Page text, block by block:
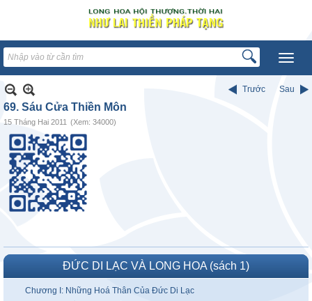
Trước Sau
69. Sáu Cửa Thiền Môn
15 Tháng Hai 2011 (Xem: 34000)
ĐỨC DI LẠC VÀ LONG HOA (sách 1)
Chương I: Những Hoá Thân Của Đức Di Lạc